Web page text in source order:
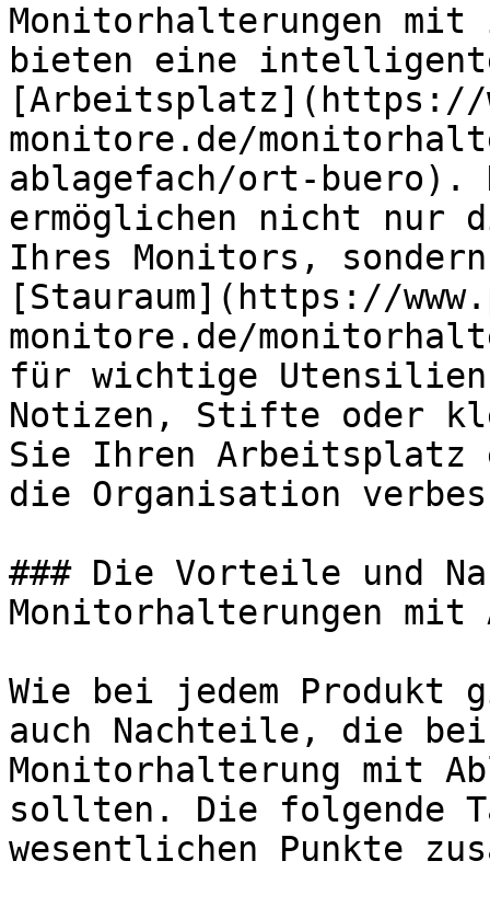
Monitorhalterungen
bieten eine intelligente
[Arbeitsplatz](https://
monitore.de/
ablagefach/ort-buero).
ermöglichen nicht nur
Ihres Monitors,
[Stauraum](https://
monitore.de/
für wichtige
Notizen, Stifte oder
Sie Ihren
die Organisation
### Die Vorteile und
Monitorhalterungen mit
Wie bei jedem
auch Nachteile, die
Monitorhalterung mit
sollten. Die folgende
wesentlichen Punkte